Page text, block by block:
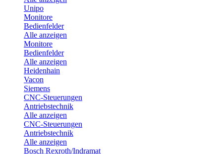
Unipo
Monitore
Bedienfelder
Alle anzeigen
Monitore
Bedienfelder
Alle anzeigen
Heidenhain
Vacon
Siemens
CNC-Steuerungen
Antriebstechnik
Alle anzeigen
CNC-Steuerungen
Antriebstechnik
Alle anzeigen
Bosch Rexroth/Indramat